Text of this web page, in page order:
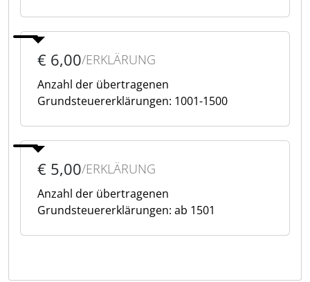
€ 6,00/ERKLÄRUNG
Anzahl der übertragenen
Grundsteuererklärungen: 1001-1500
€ 5,00/ERKLÄRUNG
Anzahl der übertragenen
Grundsteuererklärungen: ab 1501